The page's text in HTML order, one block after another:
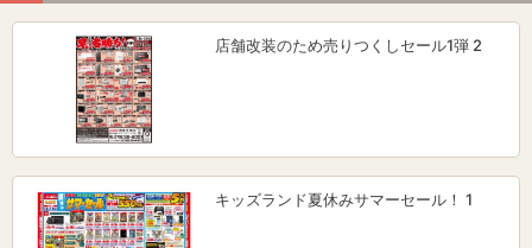
店舗改装のため売りつくしセール1弾 2
キッズランド夏休みサマーセール！ 1